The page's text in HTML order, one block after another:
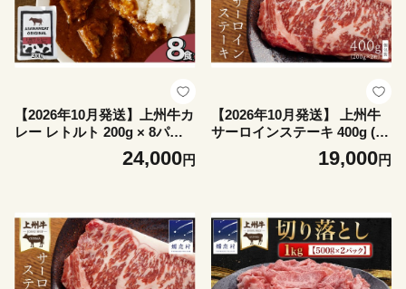
【2026年10月発送】上州牛カ
レー レトルト 200g × 8パッ
ク 嬬恋キャベツ使用 レトル
トカレー 食べ比べ レンチン
グストック 非常食 防災 キャ
ンプ 詰め合わせ 牛肉 洋食 ク
リスマス お正月 [AH064tu]
24,000円
【2026年10月発送】 上州牛
サーロインステーキ 400g ( 2
00g × 2枚 ) サーロイン ステ
ーキ 肉 牛肉 国産 国産牛 ブ
真空パック 小分け 個包装 贈
答 ギフト 群馬 クリスマス お
正月 [AH021tu]
19,000円